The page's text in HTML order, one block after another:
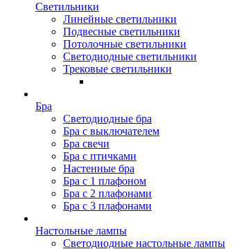
Светильники
Линейные светильники
Подвесные светильники
Потолочные светильники
Светодиодные светильники
Трековые светильники
Бра
Светодиодные бра
Бра с выключателем
Бра свечи
Бра с птичками
Настенные бра
Бра с 1 плафоном
Бра с 2 плафонами
Бра с 3 плафонами
Настольные лампы
Светодиодные настольные лампы